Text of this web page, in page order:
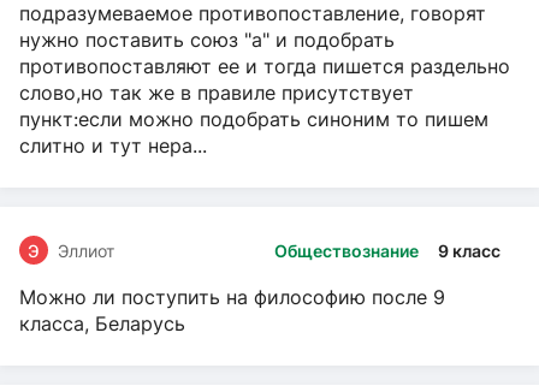
подразумеваемое противопоставление, говорят
нужно поставить союз "а" и подобрать
противопоставляют ее и тогда пишется раздельно
слово,но так же в правиле присутствует
пункт:если можно подобрать синоним то пишем
слитно и тут нера...
Обществознание 9 класс
Э Эллиот
Можно ли поступить на философию после 9
класса, Беларусь